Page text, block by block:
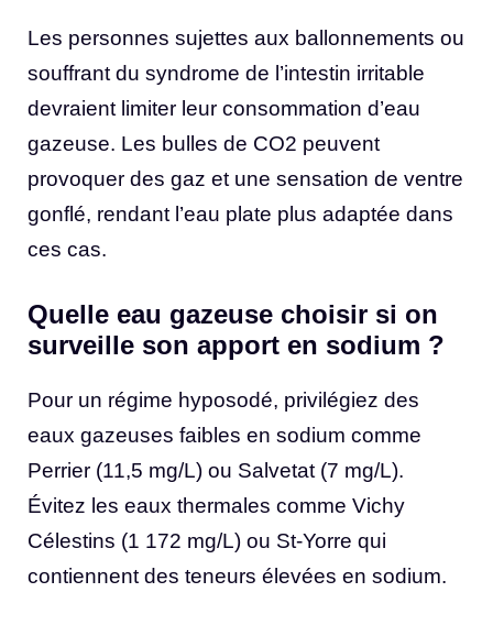
Les personnes sujettes aux ballonnements ou
souffrant du syndrome de l’intestin irritable
devraient limiter leur consommation d’eau
gazeuse. Les bulles de CO2 peuvent
provoquer des gaz et une sensation de ventre
gonflé, rendant l’eau plate plus adaptée dans
ces cas.
Quelle eau gazeuse choisir si on
surveille son apport en sodium ?
Pour un régime hyposodé, privilégiez des
eaux gazeuses faibles en sodium comme
Perrier (11,5 mg/L) ou Salvetat (7 mg/L).
Évitez les eaux thermales comme Vichy
Célestins (1 172 mg/L) ou St-Yorre qui
contiennent des teneurs élevées en sodium.